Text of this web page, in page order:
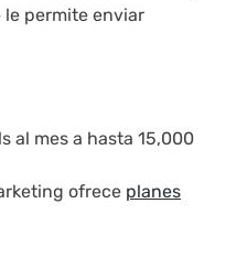
le permite enviar
al mes a hasta 15,000
ofrece planes